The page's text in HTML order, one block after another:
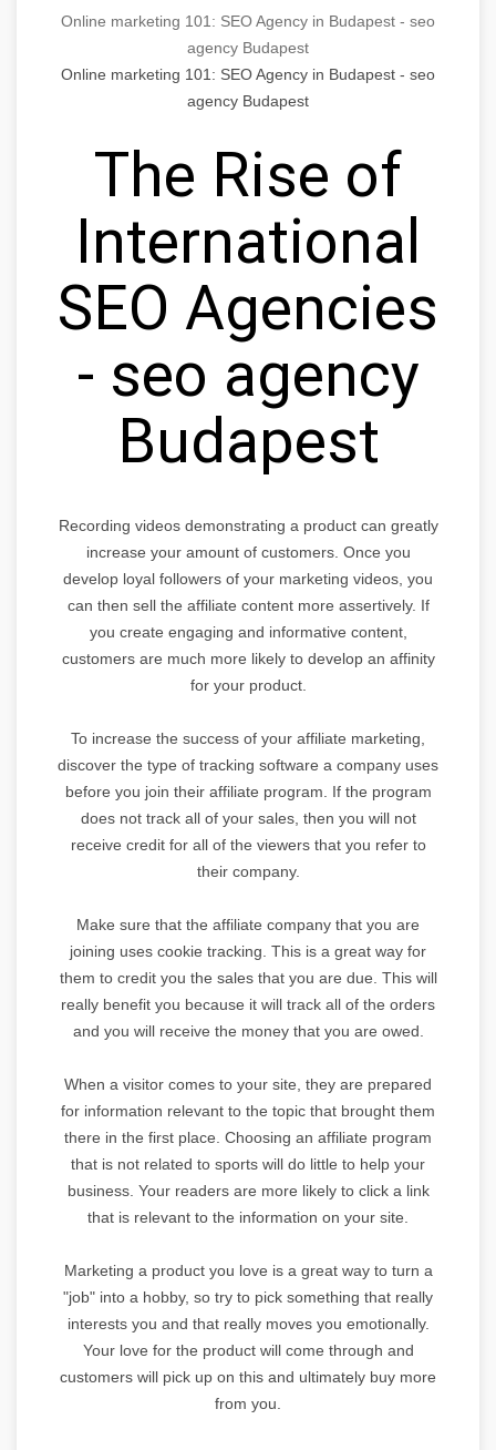
Online marketing 101: SEO Agency in Budapest - seo
agency Budapest
Online marketing 101: SEO Agency in Budapest - seo
agency Budapest
The Rise of
International
SEO Agencies
- seo agency
Budapest
Recording videos demonstrating a product can greatly
increase your amount of customers. Once you
develop loyal followers of your marketing videos, you
can then sell the affiliate content more assertively. If
you create engaging and informative content,
customers are much more likely to develop an affinity
for your product.
To increase the success of your affiliate marketing,
discover the type of tracking software a company uses
before you join their affiliate program. If the program
does not track all of your sales, then you will not
receive credit for all of the viewers that you refer to
their company.
Make sure that the affiliate company that you are
joining uses cookie tracking. This is a great way for
them to credit you the sales that you are due. This will
really benefit you because it will track all of the orders
and you will receive the money that you are owed.
When a visitor comes to your site, they are prepared
for information relevant to the topic that brought them
there in the first place. Choosing an affiliate program
that is not related to sports will do little to help your
business. Your readers are more likely to click a link
that is relevant to the information on your site.
Marketing a product you love is a great way to turn a
"job" into a hobby, so try to pick something that really
interests you and that really moves you emotionally.
Your love for the product will come through and
customers will pick up on this and ultimately buy more
from you.